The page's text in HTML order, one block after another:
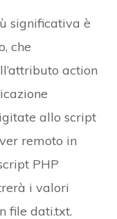
significativa è
che
action
allo script
remoto in
PHP
i valori
file dati.txt.